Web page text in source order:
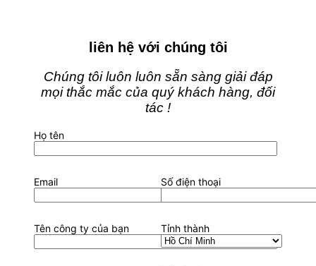
liên hệ với chúng tôi
Chúng tôi luôn luôn sẵn sàng giải đáp
mọi thắc mắc của quý khách hàng, đối
tác !
Họ tên
Email Số điện thoại
Tên công ty của bạn Tỉnh thành